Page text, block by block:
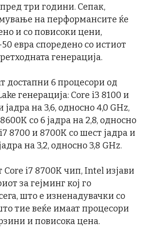
три години. Сепак,
на перформансите ќе
и со повисоки цени,
евра споредено со истиот
генерација.
достапни 6 процесори од
генерација: Core i3 8100 и
јадра на 3,6, односно 4,0 GHz,
со 6 јадра на 2,8, односно
8700 и 8700К со шест јадра и
на 3,2, односно 3,8 GHz.
Core i7 8700K чип, Intel изјави
за гејминг кој го
што е изненадувачки со
тие веќе имаат процесори
и повисока цена.